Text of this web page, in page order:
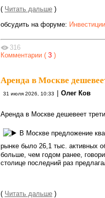
( Читать дальше )
обсудить на форуме:
316
Комментарии ( 3 )
Аренда в Москве
31 июля 2026, 10:33 Олег Ков
Аренда в Москве дешевеет
В Москве предложение
рынке было 26,1 тыс. активных
больше, чем годом ранее,
столице последний раз
( Читать дальше )